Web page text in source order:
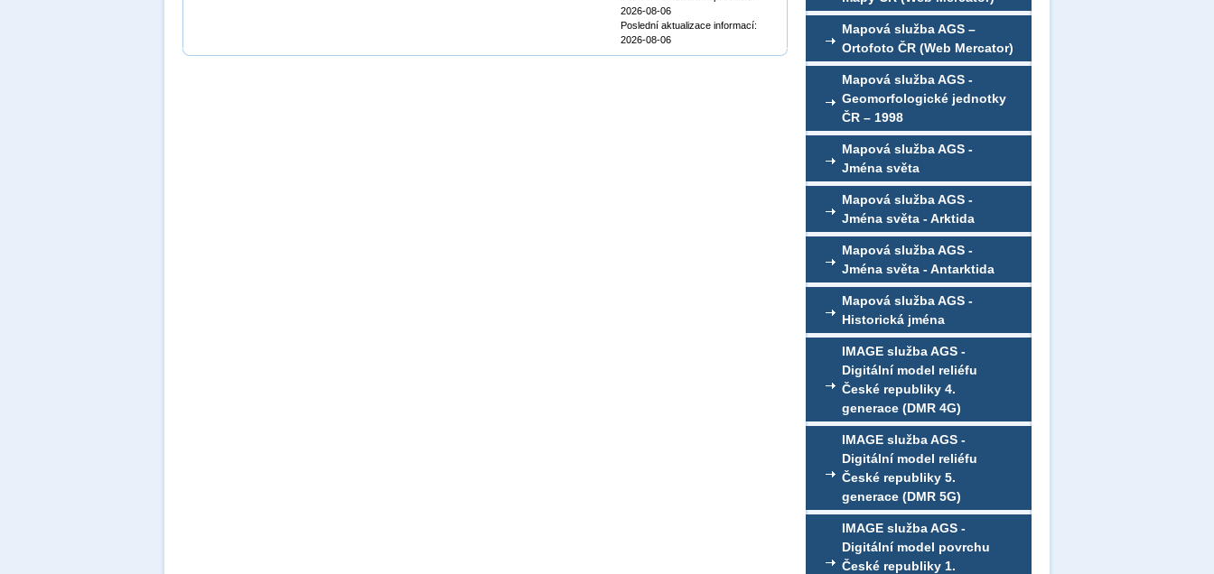
Mapová služba AGS –
Ortofoto ČR (Web Mercator)
Mapová služba AGS -
Geomorfologické jednotky
ČR – 1998
Mapová služba AGS -
Jména světa
Mapová služba AGS -
Jména světa - Arktida
Mapová služba AGS -
Jména světa - Antarktida
Mapová služba AGS -
Historická jména
IMAGE služba AGS -
Digitální model reliéfu
České republiky 4.
generace (DMR 4G)
IMAGE služba AGS -
Digitální model reliéfu
České republiky 5.
generace (DMR 5G)
IMAGE služba AGS -
Digitální model povrchu
České republiky 1.
2026-08-06
Poslední aktualizace informací:
2026-08-06